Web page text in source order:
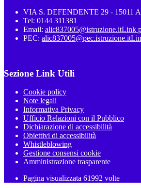
VIA S. DEFENDENTE 29 - 15011
Tel: 0144 311381
Email: alic837005@istruzione.itLink
PEC: alic837005@pec.istruzione.it
Sezione Link Utili
Cookie policy
Note legali
Informativa Privacy
Ufficio Relazioni con il Pubblico
Dichiarazione di accessibilità
Obiettivi di accessibilità
Whistleblowing
Gestione consensi cookie
Amministrazione trasparente
Pagina visualizzata 61992 volte